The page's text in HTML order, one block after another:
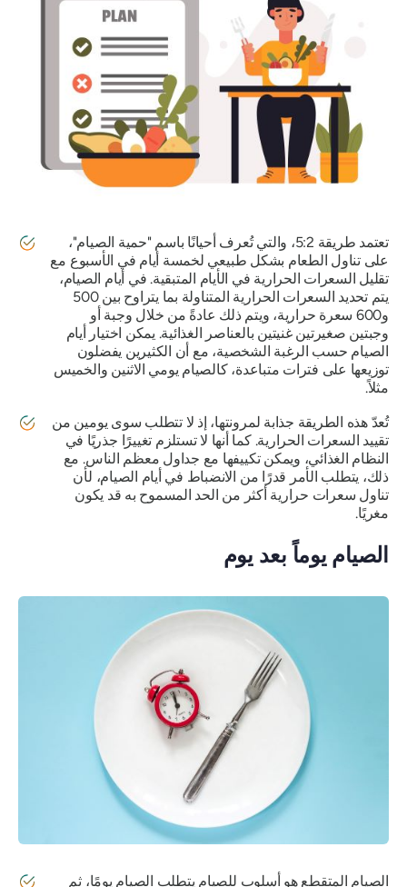
تعتمد طريقة 5:2، والتي تُعرف أحيانًا باسم "حمية الصيام"،
على تناول الطعام بشكل طبيعي لخمسة أيام في الأسبوع مع
تقليل السعرات الحرارية في الأيام المتبقية. في أيام الصيام،
يتم تحديد السعرات الحرارية المتناولة بما يتراوح بين 500
و600 سعرة حرارية، ويتم ذلك عادةً من خلال وجبة أو
وجبتين صغيرتين غنيتين بالعناصر الغذائية. يمكن اختيار أيام
الصيام حسب الرغبة الشخصية، مع أن الكثيرين يفضلون
توزيعها على فترات متباعدة، كالصيام يومي الاثنين والخميس
مثلاً.
تُعدّ هذه الطريقة جذابة لمرونتها، إذ لا تتطلب سوى يومين من
تقييد السعرات الحرارية. كما أنها لا تستلزم تغييرًا جذريًا في
النظام الغذائي، ويمكن تكييفها مع جداول معظم الناس. مع
ذلك، يتطلب الأمر قدرًا من الانضباط في أيام الصيام، لأن
تناول سعرات حرارية أكثر من الحد المسموح به قد يكون
مغريًا.
الصيام يوماً بعد يوم
الصيام المتقطع هو أسلوب للصيام يتطلب الصيام يومًا، ثم